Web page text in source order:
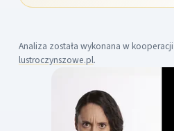
Analiza została wykonana w
lustroczynszowe.pl.